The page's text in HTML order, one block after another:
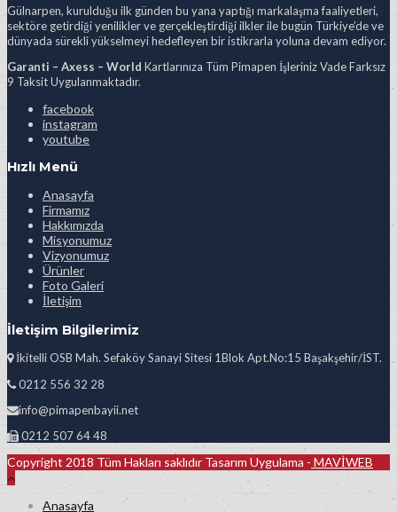
Gülnarpen, kurulduğu ilk günden bu yana yaptığı markalaşma faaliyetleri,
sektöre getirdiği yenilikler ve gerçekleştirdiği ilkler ile bugün Türkiye’de ve
dünyada sürekli yükselmeyi hedefleyen bir istikrarla yoluna devam ediyor.
Garanti – Axess – World Kartlarınıza Tüm Pimapen İşleriniz Vade Farksız
9 Taksit Uygulanmaktadır.
facebook
instagram
youtube
Hızlı Menü
Anasayfa
Firmamız
Hakkımızda
Misyonumuz
Vizyonumuz
Ürünler
Foto Galeri
İletişim
İletişim Bilgilerimiz
İkitelli OSB Mah. Sefaköy Sanayi Sitesi 1Blok Apt.No:15 Başakşehir/İST.
0212 556 32 28
info@pimapenbayii.net
0212 507 64 48
Copyright 2018 Tüm Hakları saklıdır Tasarım Uygulama - MAVİWEB
Anasayfa